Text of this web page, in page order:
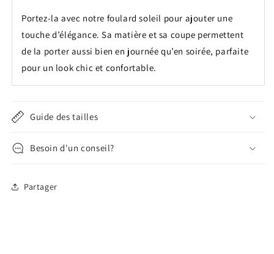
Portez-la avec notre foulard soleil pour ajouter une
touche d’élégance. Sa matière et sa coupe permettent
de la porter aussi bien en journée qu’en soirée, parfaite
pour un look chic et confortable.
Guide des tailles
Besoin d'un conseil?
Partager